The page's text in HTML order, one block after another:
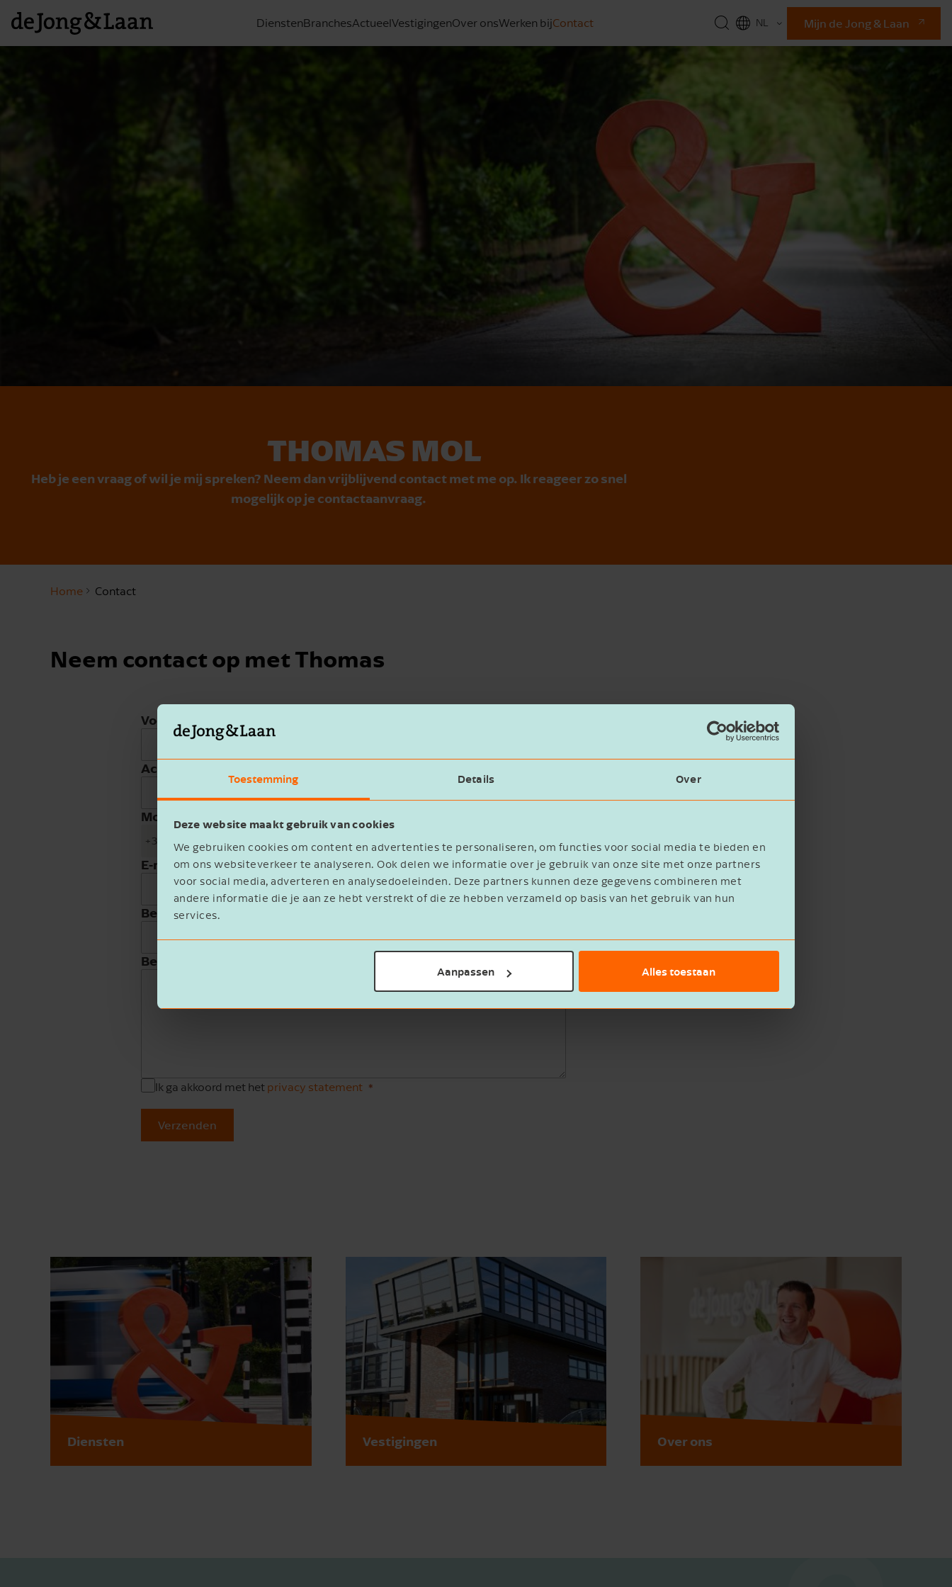
Toestemming Details Over
Deze website maakt gebruik van cookies
We gebruiken cookies om content en advertenties te personaliseren, om functies voor social media te bieden en
om ons websiteverkeer te analyseren. Ook delen we informatie over je gebruik van onze site met onze partners
voor social media, adverteren en analysedoeleinden. Deze partners kunnen deze gegevens combineren met
andere informatie die je aan ze hebt verstrekt of die ze hebben verzameld op basis van het gebruik van hun
services.
Aanpassen Alles toestaan
DienstenBranchesActueelVestigingenOver onsWerken bijContact
EN
NL Mijn de Jong & Laan
THOMAS MOL
Heb je een vraag of wil je mij spreken? Neem dan vrijblijvend contact met me op. Ik reageer zo snel
mogelijk op je contactaanvraag.
Home Contact
Neem contact op met Thomas
Voornaam
Achternaam
Mobiele telefoon
+31
E-mailadres
Bedrijfsnaam
Beschrijving
Ik ga akkoord met het privacy statement
Verzenden
Diensten Vestigingen Over ons